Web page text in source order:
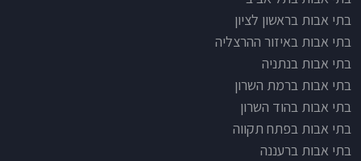
בתי אבות בראשון לציון
בתי אבות באיזור ההרצליה
בתי אבות בנתניה
בתי אבות ברמת השרון
בתי אבות בהוד השרון
בתי אבות בפתח תקווה
בתי אבות ברעננה